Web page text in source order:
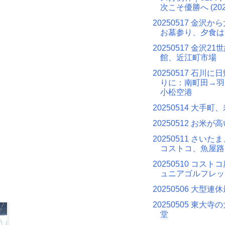
次こそ優勝へ
20250517 金沢か
お墓参り、夕食
20250517 金沢21
館、近江町市場
20250517 石川に
りに：南町田→
小松空港
20250514 大手町
20250512 お米が高
20250511 さいた
コストコ、魚屋路
20250510 コスト
ュニアゴルフレ
20250506 大型連休
20250505 東大寺
堂